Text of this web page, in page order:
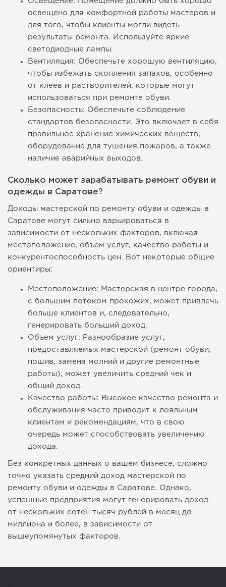
освещено для комфортной работы мастеров и
для того, чтобы клиенты могли видеть
результаты ремонта. Используйте яркие
светодиодные лампы.
Вентиляция: Обеспечьте хорошую вентиляцию,
чтобы избежать скопления запахов, особенно
от клеев и растворителей, которые могут
использоваться при ремонте обуви.
Безопасность: Обеспечьте соблюдение
стандартов безопасности. Это включает в себя
правильное хранение химических веществ,
оборудование для тушения пожаров, а также
наличие аварийных выходов.
Сколько может зарабатывать ремонт обуви и
одежды в Саратове?
Доходы мастерской по ремонту обуви и одежды в
Саратове могут сильно варьироваться в
зависимости от нескольких факторов, включая
местоположение, объем услуг, качество работы и
конкурентоспособность цен. Вот некоторые общие
ориентиры:
Местоположение: Мастерская в центре города,
с большим потоком прохожих, может привлечь
больше клиентов и, следовательно,
генерировать больший доход.
Объем услуг: Разнообразие услуг,
предоставляемых мастерской (ремонт обуви,
пошив, замена молний и другие ремонтные
работы), может увеличить средний чек и
общий доход.
Качество работы: Высокое качество ремонта и
обслуживания часто приводит к лояльным
клиентам и рекомендациям, что в свою
очередь может способствовать увеличению
дохода.
Без конкретных данных о вашем бизнесе, сложно
точно указать средний доход мастерской по
ремонту обуви и одежды в Саратове. Однако,
успешные предприятия могут генерировать доход
от нескольких сотен тысяч рублей в месяц до
миллиона и более, в зависимости от
вышеупомянутых факторов.